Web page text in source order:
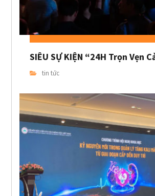
SIÊU SỰ KIỆN “24H Trọn Vẹn
tin tức